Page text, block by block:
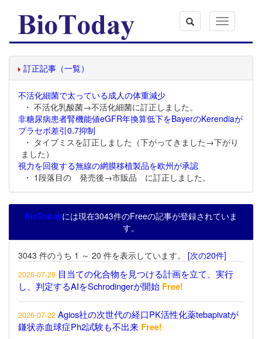
Toggle
navigation
訂正記事（一覧）
不活化細菌で太っている成人の体重減少
・ 不活化乳酸菌→不活化細菌に訂正しました。
非糖尿病患者腎機能値eGFR年換算低下をBayerのKerendiaが
プラセボ差引0.7抑制
・ タイプミスを訂正しました（下がってきました→下がり
ました）
視力を回復する無線の網膜移植製品を欧州が承認
・ 1段落目の 発売後→市販品 に訂正しました。
BioTodayには現在3043件のFreeの記事が登録されていま
す。
3043 件のうち 1 ～ 20 件を表示しています。 [次の20件]
2026-07-29 目当ての化合物を見つける計画を立て、実行
し、判定するAIをSchrodingerが開始 Free!
2026-07-22 Agios社の次世代の経口PK活性化薬tebapivatが
鎌状赤血球症Ph2試験も不出来 Free!